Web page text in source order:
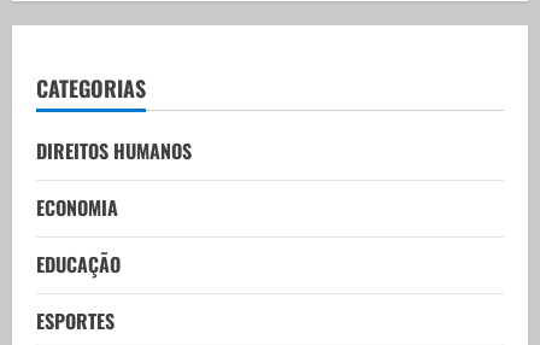
CATEGORIAS
DIREITOS HUMANOS
ECONOMIA
EDUCAÇÃO
ESPORTES